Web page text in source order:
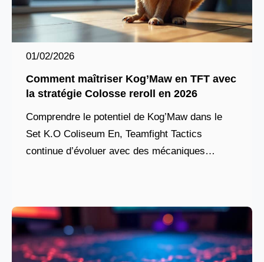
01/02/2026
Comment maîtriser Kog’Maw en TFT avec
la stratégie Colosse reroll en 2026
Comprendre le potentiel de Kog’Maw dans le
Set K.O Coliseum En, Teamfight Tactics
continue d’évoluer avec des mécaniques